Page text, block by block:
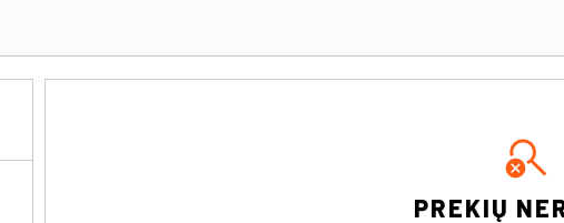
search_off
PREKIŲ